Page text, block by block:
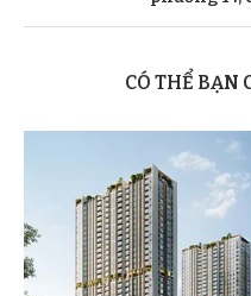
CÓ THỂ BẠN